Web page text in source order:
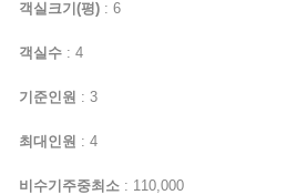
객실크기(평) : 6
객실수 : 4
기준인원 : 3
최대인원 : 4
비수기주중최소 : 110,000